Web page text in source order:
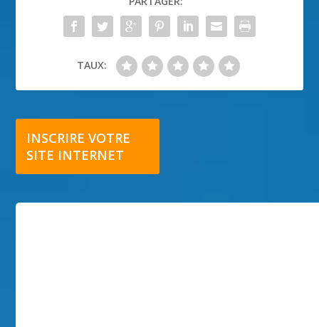
TAUX:
INSCRIRE VOTRE
SITE INTERNET